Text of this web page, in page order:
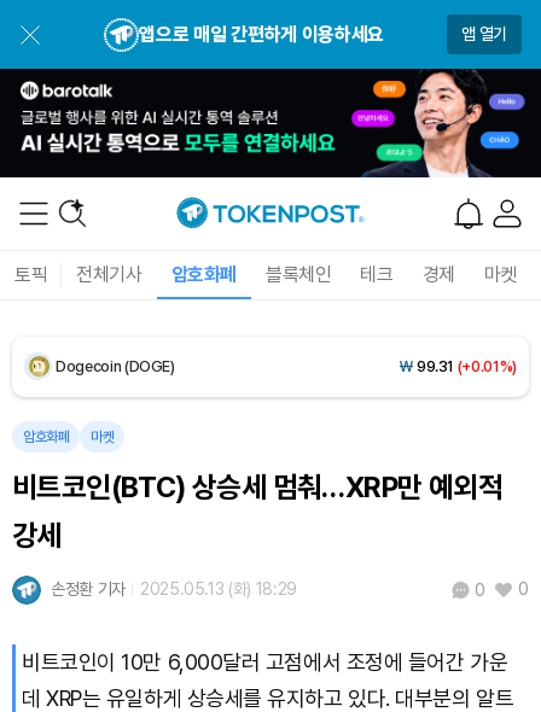
앱으로 매일 간편하게 이용하세요 앱 열기
토픽 전체기사 암호화폐 블록체인 테크 경제 마켓
1,422(0.00%)
XRP (XRP) ₩1,494(-1.76%)
Solana (SOL) ₩105,256(-0.18%)
Hyperliquid (HYPE)
Dogecoin (DOGE) ₩ 99.31 (+0.01%)
Bitcoin (BTC)
암호화폐 마켓
비트코인(BTC) 상승세 멈춰…XRP만 예외적
강세
손정환 기자 2025.05.13 (화) 18:29 0 0
비트코인이 10만 6,000달러 고점에서 조정에 들어간 가운
데 XRP는 유일하게 상승세를 유지하고 있다. 대부분의 알트